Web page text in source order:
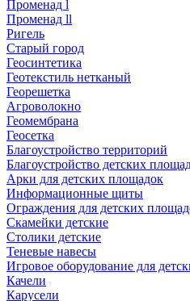
Променад l
Променад ll
Ригель
Старый город
Геосинтетика
Геотекстиль нетканый
Георешетка
Агроволокно
Геомембрана
Геосетка
Благоустройство территорий
Благоустройство детских
Арки для детских площадок
Информационные щиты
Ограждения для детских
Скамейки детские
Столики детские
Теневые навесы
Игровое оборудование для
Качели
Карусели